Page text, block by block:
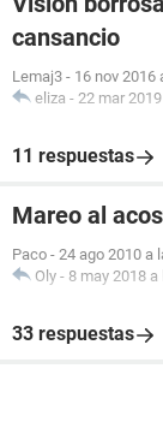
cansancio
Lemaj3 - 16 nov 2016
eliza - 22 mar
11 respuestas
Mareo al
Paco - 24 ago 2010 a
Oly - 8 may 2018 a
33 respuestas